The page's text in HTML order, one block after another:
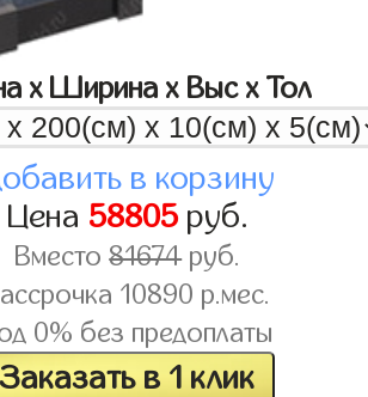
x Ширина x Выс x Тол
в корзину
Цена 58805руб.
Вместо81674руб.
10890 р.мес.
0% без предоплаты
Заказать в 1 клик